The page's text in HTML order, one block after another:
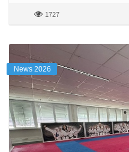
1727
News 2026